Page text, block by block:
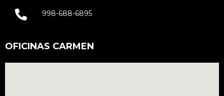
998-688-6895
OFICINAS CARMEN